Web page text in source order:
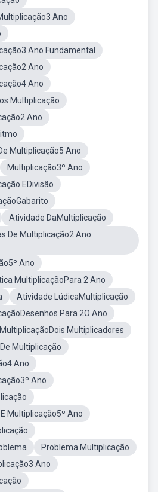
Ano
Ano Fundamental
Ano
Ano
Multiplicação
Ano
Multiplicação5 Ano
Multiplicação3º Ano
EDivisão
Atividade DaMultiplicação
De Multiplicação2 Ano
Ano
MultiplicaçãoPara 2 Ano
Atividade LúdicaMultiplicação
Para 2O Ano
Multiplicadores
Multiplicação
Ano
Ano
Multiplicação5º Ano
Problema Multiplicação
Ano